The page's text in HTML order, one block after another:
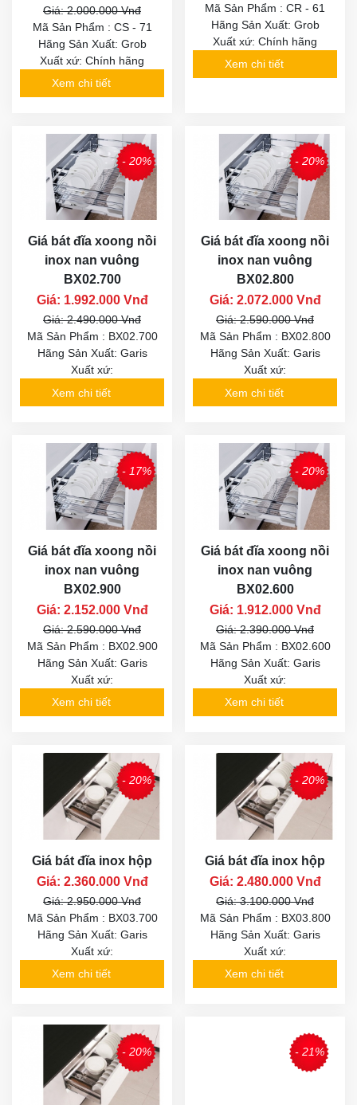
Giá: 2.000.000 Vnđ
Mã Sản Phẩm : CS - 71
Hãng Sản Xuất: Grob
Xuất xứ: Chính hãng
Xem chi tiết
Mã Sản Phẩm : CR - 61
Hãng Sản Xuất: Grob
Xuất xứ: Chính hãng
Xem chi tiết
- 20%
Giá bát đĩa xoong nồi
inox nan vuông
BX02.700
Giá: 1.992.000 Vnđ
Giá: 2.490.000 Vnđ
Mã Sản Phẩm : BX02.700
Hãng Sản Xuất: Garis
Xuất xứ:
Xem chi tiết
- 20%
Giá bát đĩa xoong nồi
inox nan vuông
BX02.800
Giá: 2.072.000 Vnđ
Giá: 2.590.000 Vnđ
Mã Sản Phẩm : BX02.800
Hãng Sản Xuất: Garis
Xuất xứ:
Xem chi tiết
- 17%
Giá bát đĩa xoong nồi
inox nan vuông
BX02.900
Giá: 2.152.000 Vnđ
Giá: 2.590.000 Vnđ
Mã Sản Phẩm : BX02.900
Hãng Sản Xuất: Garis
Xuất xứ:
Xem chi tiết
- 20%
Giá bát đĩa xoong nồi
inox nan vuông
BX02.600
Giá: 1.912.000 Vnđ
Giá: 2.390.000 Vnđ
Mã Sản Phẩm : BX02.600
Hãng Sản Xuất: Garis
Xuất xứ:
Xem chi tiết
- 20%
Giá bát đĩa inox hộp
Giá: 2.360.000 Vnđ
Giá: 2.950.000 Vnđ
Mã Sản Phẩm : BX03.700
Hãng Sản Xuất: Garis
Xuất xứ:
Xem chi tiết
- 20%
Giá bát đĩa inox hộp
Giá: 2.480.000 Vnđ
Giá: 3.100.000 Vnđ
Mã Sản Phẩm : BX03.800
Hãng Sản Xuất: Garis
Xuất xứ:
Xem chi tiết
- 20% - 21%